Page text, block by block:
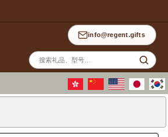
info@regent.gifts
站
内
搜
索